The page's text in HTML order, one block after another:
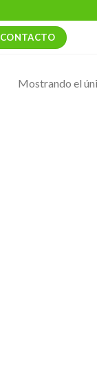
CONTACTO
Mostrando el